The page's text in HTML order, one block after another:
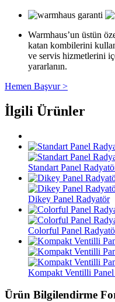
Warmhaus’un üstün
katan kombilerini
ve servis hizmetlerini
yararlanın.
Hemen Başvur >
İlgili Ürünler
Standart Panel
Dikey Panel Radyatör
Colorful Panel
Kompakt Ventilli
Ürün Bilgilendirme